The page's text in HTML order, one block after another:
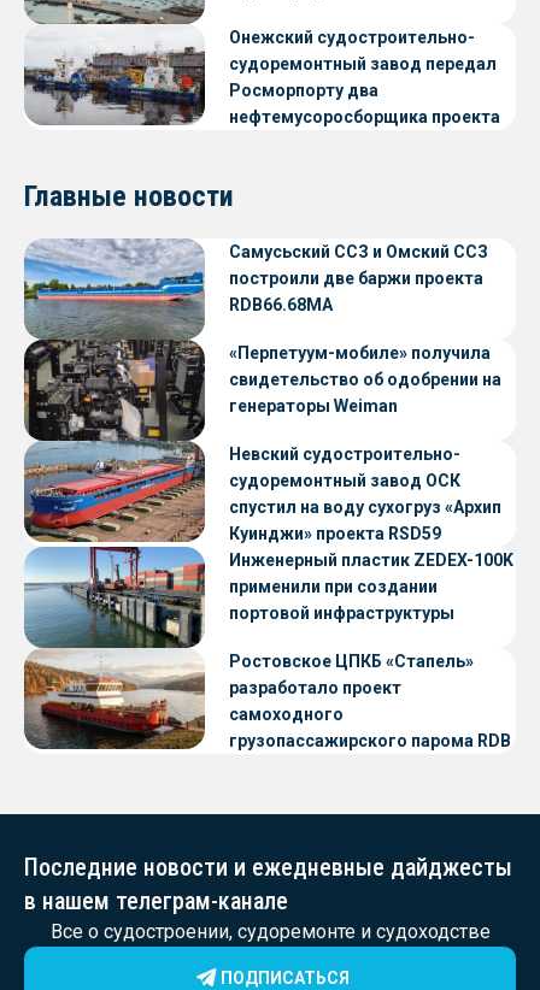
Онежский судостроительно-
судоремонтный завод передал
Росморпорту два
нефтемусоросборщика проекта
Главные новости
Самусьский ССЗ и Омский ССЗ
построили две баржи проекта
RDB66.68МА
«Перпетуум-мобиле» получила
свидетельство об одобрении на
генераторы Weiman
Невский судостроительно-
судоремонтный завод ОСК
спустил на воду сухогруз «Архип
Куинджи» проекта RSD59
Инженерный пластик ZEDEX-100K
применили при создании
портовой инфраструктуры
Ростовское ЦПКБ «Стапель»
разработало проект
самоходного
грузопассажирского парома RDB
Последние новости и ежедневные дайджесты
в нашем телеграм-канале
Все о судостроении, судоремонте и судоходстве
ПОДПИСАТЬСЯ